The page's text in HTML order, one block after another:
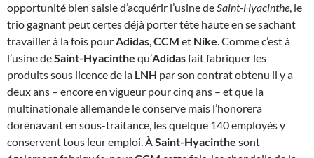
opportunité bien saisie d’acquérir l’usine deSaint-Hyacinthe, le
trio gagnant peut certes déjà porter tête haute en se sachant
travailler à la fois pourAdidas,CCM et Nike. Comme c’est à
l’usine deSaint-Hyacinthe qu’Adidasfait fabriquer les
produits sous licence de la LNH par son contrat obtenu il y a
deux ans – encore en vigueur pour cinq ans – et que la
multinationale allemande le conserve mais l’honorera
dorénavant en sous-traitance, les quelque 140 employés y
conservent tous leur emploi. ÀSaint-Hyacinthe sont